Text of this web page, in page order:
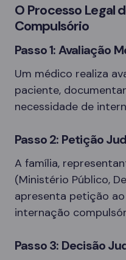
O Processo Legal
Compulsório
Passo 1: Avaliação
Um médico realiza
paciente,
necessidade de
Passo 2: Petição
A família,
(Ministério Público,
apresenta petição
internação
Passo 3: Decisão